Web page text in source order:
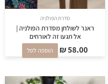
סדרת הפולניה
ראנר לשולחן מסדרת הפולניה |
אל תגעו זה לאורחים
₪58.00 הוספה לסל